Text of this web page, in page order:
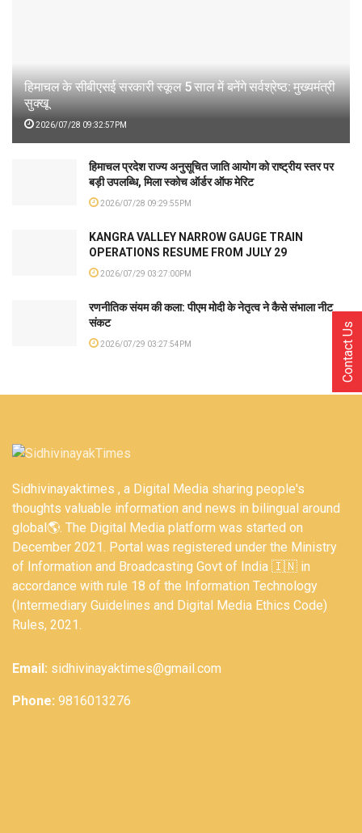
हिमाचल के सीबीएसई सरकारी स्कूल 5 साल में बनेंगे सर्वश्रेष्ठ: मुख्यमंत्री
सुक्खू
2026/07/28 09:32:57PM
हिमाचल प्रदेश राज्य अनुसूचित जाति आयोग को राष्ट्रीय स्तर पर
बड़ी उपलब्धि, मिला स्कोच ऑर्डर ऑफ मेरिट
2026/07/28 09:29:55PM
KANGRA VALLEY NARROW GAUGE TRAIN
OPERATIONS RESUME FROM JULY 29
2026/07/29 03:27:00PM
रणनीतिक संयम की कला: पीएम मोदी के नेतृत्व ने कैसे संभाला नीट
संकट
2026/07/29 03:27:54PM
Sidhivinayaktimes , a Digital Media sharing people's
thoughts valuable information and news in bilingual around
global🌎. The Digital Media platform was started on
December 2021. Portal was registered under the Ministry
of Information and Broadcasting Govt of India 🇮🇳 in
accordance with rule 18 of the Information Technology
(Intermediary Guidelines and Digital Media Ethics Code)
Rules, 2021.
Email: sidhivinayaktimes@gmail.com
Phone: 9816013276
Contact Us